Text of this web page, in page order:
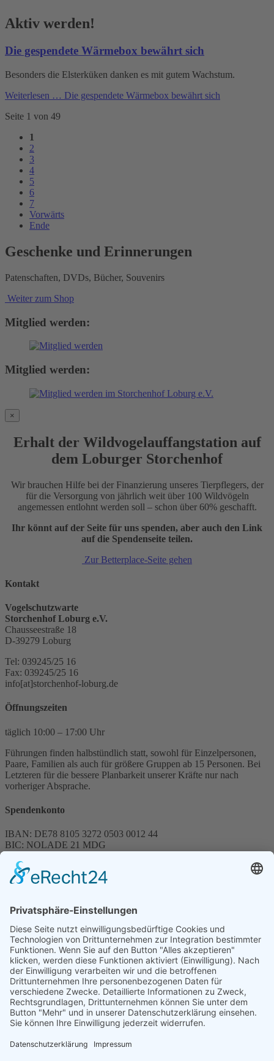
Aktiv werden!
Die gespendete Wärmebox bewährt sich
Besonders die Elsterküken danken es mit gutem Wachstum.
Weiterlesen … Die gespendete Wärmebox bewährt sich
Seite 1 von 49
1
2
3
4
5
6
7
Vorwärts
Ende
Geschenke und Erinnerungen
Patenschaften, DVDs, Bücher, Souvenirs
Weiter zum Shop
Mitglied werden:
Mitglied werden:
×
Erhalt der Wildvogelauffangstation auf
dem Loburger Storchenhof
Wir brauchen Hilfe bei der Finanzierung unseres Tierpflegers, der
für die Versorgung von jährlich weit über 100 Wildvögeln
angemessen entlohnt werden soll – schon über 60% geschafft.
Ihr könnt auf der Seite für uns spenden, aber auch den Link
auf die Spendenseite teilen.
Zur Betterplace-Seite gehen
Kontakt
Vogelschutzwarte
Storchenhof Loburg e.V.
Chausseestraße 18
D-39279 Loburg
Tel: 039245/25 16
Fax: 039245/25 16
info[at]storchenhof-loburg.de
Öffnungszeiten
täglich 10:00 – 17:00 Uhr
Führungen finden halbstündlich statt, sowohl für Einzelpersonen,
Paare, Familien als auch für größere Gruppen ab 15 Personen. Bei
Letzteren für die bessere Planbarkeit unserer Kräfte nur nach
vorheriger Absprache.
Spendenkonto
IBAN: DE78 8105 3272 0503 0012 44
BIC: NOLADE 21 MDG
Spenden können steuerlich abgesetzt werden
Förderung
© 1987 – 2025
Storchenhof Loburg e.V.
Alle Rechte vorbehalten.
Cookie-Einstellungen
Navigation überspringen
Impressum
Haftungsausschluss